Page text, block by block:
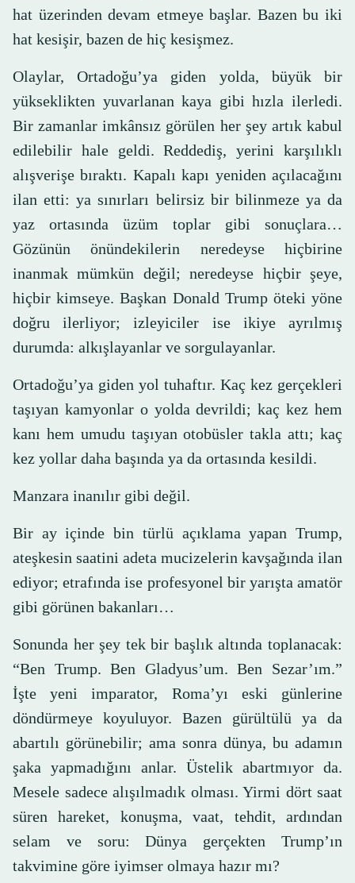
hat üzerinden devam etmeye başlar. Bazen bu iki
hat kesişir, bazen de hiç kesişmez.
Olaylar, Ortadoğu’ya giden yolda, büyük bir
yükseklikten yuvarlanan kaya gibi hızla ilerledi.
Bir zamanlar imkânsız görülen her şey artık kabul
edilebilir hale geldi. Reddediş, yerini karşılıklı
alışverişe bıraktı. Kapalı kapı yeniden açılacağını
ilan etti: ya sınırları belirsiz bir bilinmeze ya da
yaz ortasında üzüm toplar gibi sonuçlara…
Gözünün önündekilerin neredeyse hiçbirine
inanmak mümkün değil; neredeyse hiçbir şeye,
hiçbir kimseye. Başkan Donald Trump öteki yöne
doğru ilerliyor; izleyiciler ise ikiye ayrılmış
durumda: alkışlayanlar ve sorgulayanlar.
Ortadoğu’ya giden yol tuhaftır. Kaç kez gerçekleri
taşıyan kamyonlar o yolda devrildi; kaç kez hem
kanı hem umudu taşıyan otobüsler takla attı; kaç
kez yollar daha başında ya da ortasında kesildi.
Manzara inanılır gibi değil.
Bir ay içinde bin türlü açıklama yapan Trump,
ateşkesin saatini adeta mucizelerin kavşağında ilan
ediyor; etrafında ise profesyonel bir yarışta amatör
gibi görünen bakanları…
Sonunda her şey tek bir başlık altında toplanacak:
“Ben Trump. Ben Gladyus’um. Ben Sezar’ım.”
İşte yeni imparator, Roma’yı eski günlerine
döndürmeye koyuluyor. Bazen gürültülü ya da
abartılı görünebilir; ama sonra dünya, bu adamın
şaka yapmadığını anlar. Üstelik abartmıyor da.
Mesele sadece alışılmadık olması. Yirmi dört saat
süren hareket, konuşma, vaat, tehdit, ardından
selam ve soru: Dünya gerçekten Trump’ın
takvimine göre iyimser olmaya hazır mı?